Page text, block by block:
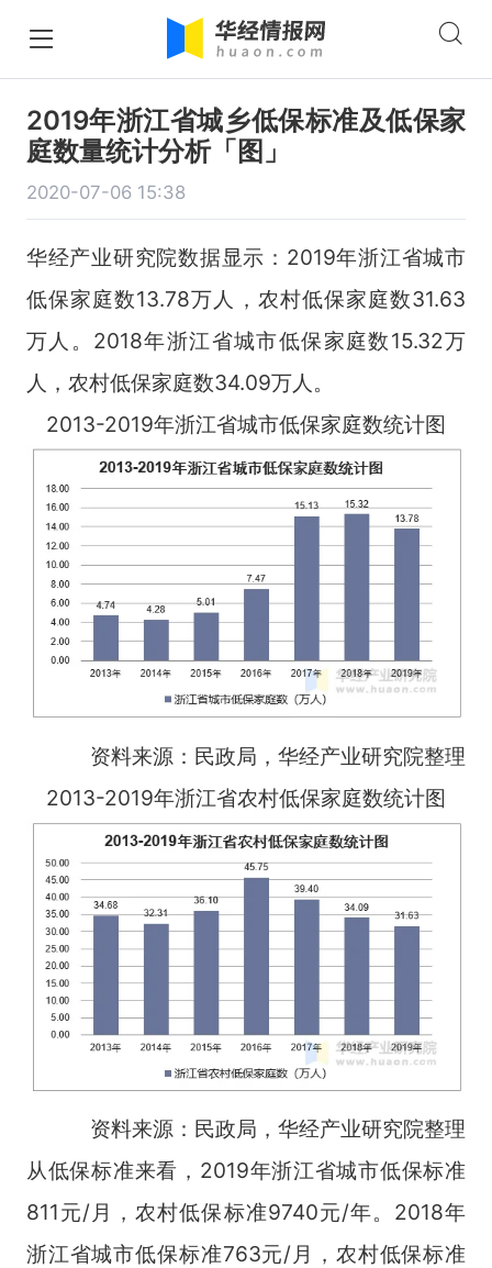
2019年浙江省城乡低保标准及低保家
庭数量统计分析「图」
2020-07-06 15:38
华经产业研究院数据显示：2019年浙江省城市
低保家庭数13.78万人，农村低保家庭数31.63
万人。2018年浙江省城市低保家庭数15.32万
人，农村低保家庭数34.09万人。
2013-2019年浙江省城市低保家庭数统计图
资料来源：民政局，华经产业研究院整理
2013-2019年浙江省农村低保家庭数统计图
资料来源：民政局，华经产业研究院整理
从低保标准来看，2019年浙江省城市低保标准
811元/月，农村低保标准9740元/年。2018年
浙江省城市低保标准763元/月，农村低保标准